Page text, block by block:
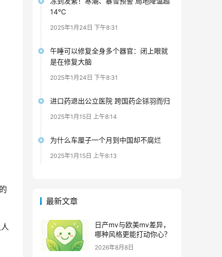
14℃
2025年1月24日 下午8:31
午睡可以修复全身多个器官：闭上眼就
是在修复大脑
2025年1月24日 下午8:31
进口药退出公立医院 跨国药企铩羽而归
2025年1月15日 上午8:14
为什么车厘子一个月到中国却不腐烂
2025年1月15日 上午8:13
最新文章
日产mv与欧美mv差异，
哪种风格更能打动你心？
2026年8月8日